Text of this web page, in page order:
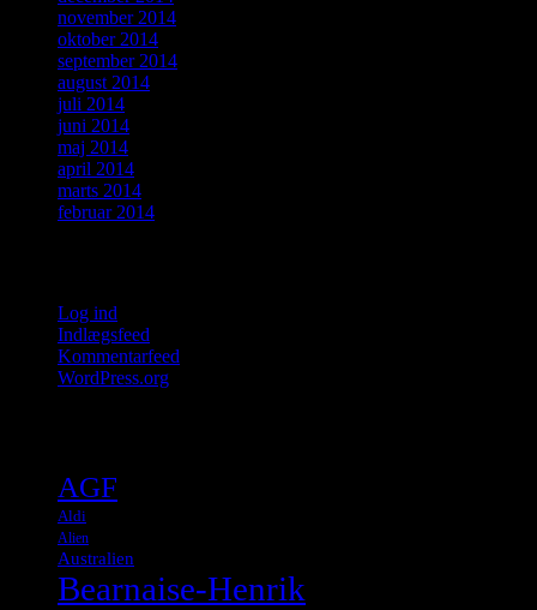
november 2014
oktober 2014
september 2014
august 2014
juli 2014
juni 2014
maj 2014
april 2014
marts 2014
februar 2014
Log ind
Indlægsfeed
Kommentarfeed
WordPress.org
AGF
Aldi
Alien
Australien
Bearnaise-Henrik